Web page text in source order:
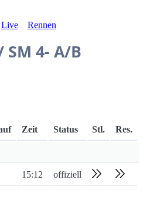
Live Rennen
SM 4- A/B
Zeit Status Stl. Res.
15:12 offiziell